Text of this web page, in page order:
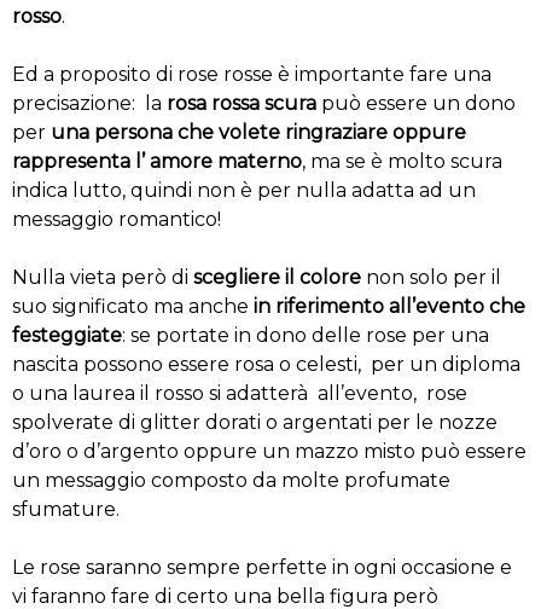
rosso.
Ed a proposito di rose rosse è importante fare una
precisazione: la rosa rossa scura può essere un dono
per una persona che volete ringraziare oppure
rappresenta l’ amore materno, ma se è molto scura
indica lutto, quindi non è per nulla adatta ad un
messaggio romantico!
Nulla vieta però di scegliere il colore non solo per il
suo significato ma anche in riferimento all’evento che
festeggiate: se portate in dono delle rose per una
nascita possono essere rosa o celesti, per un diploma
o una laurea il rosso si adatterà all’evento, rose
spolverate di glitter dorati o argentati per le nozze
d’oro o d’argento oppure un mazzo misto può essere
un messaggio composto da molte profumate
sfumature.
Le rose saranno sempre perfette in ogni occasione e
vi faranno fare di certo una bella figura però